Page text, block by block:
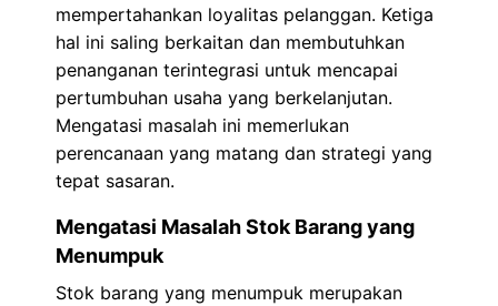
mempertahankan loyalitas pelanggan. Ketiga
hal ini saling berkaitan dan membutuhkan
penanganan terintegrasi untuk mencapai
pertumbuhan usaha yang berkelanjutan.
Mengatasi masalah ini memerlukan
perencanaan yang matang dan strategi yang
tepat sasaran.
Mengatasi Masalah Stok Barang yang
Menumpuk
Stok barang yang menumpuk merupakan